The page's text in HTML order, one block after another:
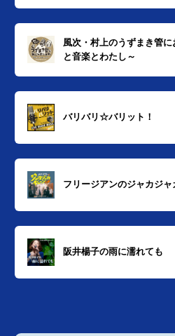
風次・村上のうずまき管
と音楽とわたし～
バリバリ☆バリット！
フリージアンのジャカジャ
阪井楊子の雨に濡れても